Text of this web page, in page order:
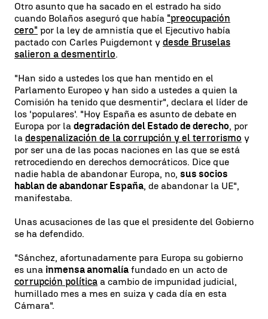
Otro asunto que ha sacado en el estrado ha sido
cuando Bolaños aseguró que había "preocupación
cero" por la ley de amnistía que el Ejecutivo había
pactado con Carles Puigdemont y desde Bruselas
salieron a desmentirlo.
"Han sido a ustedes los que han mentido en el
Parlamento Europeo y han sido a ustedes a quien la
Comisión ha tenido que desmentir", declara el líder de
los 'populares'. "Hoy España es asunto de debate en
Europa por la degradación del Estado de derecho, por
la despenalización de la corrupción y el terrorismo y
por ser una de las pocas naciones en las que se está
retrocediendo en derechos democráticos. Dice que
nadie habla de abandonar Europa, no, sus socios
hablan de abandonar España, de abandonar la UE",
manifestaba.
Unas acusaciones de las que el presidente del Gobierno
se ha defendido.
"Sánchez, afortunadamente para Europa su gobierno
es una inmensa anomalía fundado en un acto de
corrupción política a cambio de impunidad judicial,
humillado mes a mes en suiza y cada día en esta
Cámara".